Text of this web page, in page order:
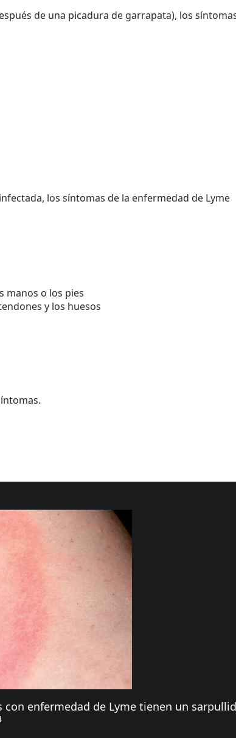
de una picadura de garrapata), los
los síntomas de la enfermedad de Lyme
manos o los pies
y los huesos
enfermedad de Lyme tienen un